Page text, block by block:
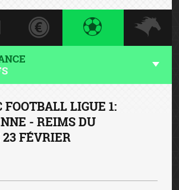
FOOTBALL LIGUE 1:
- REIMS DU
FÉVRIER